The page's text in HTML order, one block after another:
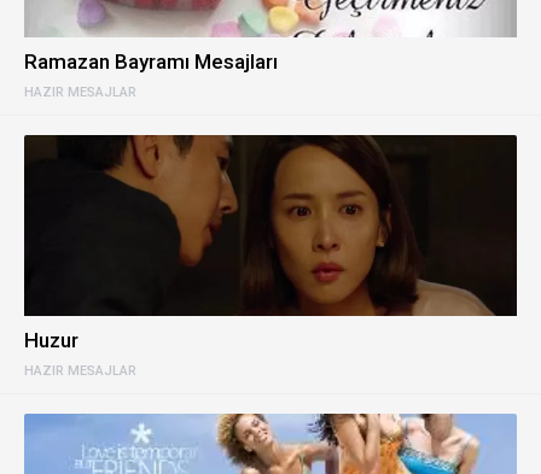
HAZIR MESAJLAR
Ramazan Bayramı Mesajları
HAZIR MESAJLAR
Huzur